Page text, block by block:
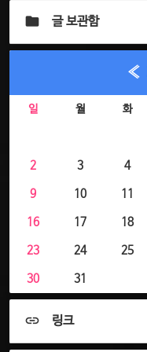
글 보관함
«
일 월 화
2 3 4
9 10 11
16 17 18
23 24 25
30 31
링크